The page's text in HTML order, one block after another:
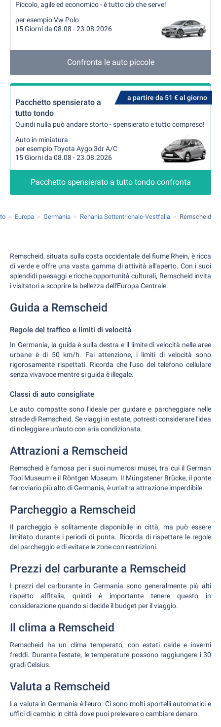
Piccolo, agile ed economico - è tutto ciò che serve!
per esempio Vw Polo
15 Giorni da 08.08 - 23.08.2026
Confronta le auto piccole
a partire da 51 € al giorno
Pacchetto spensierato a
tutto tondo
Quindi nulla può andare storto - spensierato e tutto compreso!
Auto in miniatura
per esempio Toyota Aygo 3dr A/C
15 Giorni da 08.08 - 23.08.2026
Pacchetto spensierato a tutto tondo confronta
Europa Germania Renania Settentrionale-Vestfalia Remscheid
Remscheid, situata sulla costa occidentale del fiume Rhein, è ricca
di verde e offre una vasta gamma di attività all'aperto. Con i suoi
splendidi paesaggi e ricche opportunità culturali, Remscheid invita
i visitatori a scoprire la bellezza dell'Europa Centrale.
Guida a Remscheid
Regole del traffico e limiti di velocità
In Germania, la guida è sulla destra e il limite di velocità nelle aree
urbane è di 50 km/h. Fai attenzione, i limiti di velocità sono
rigorosamente rispettati. Ricorda che l'uso del telefono cellulare
senza vivavoce mentre si guida è illegale.
Classi di auto consigliate
Le auto compatte sono l'ideale per guidare e parcheggiare nelle
strade di Remscheid. Se viaggi in estate, potresti considerare l'idea
di noleggiare un'auto con aria condizionata.
Attrazioni a Remscheid
Remscheid è famosa per i suoi numerosi musei, tra cui il German
Tool Museum e il Röntgen Museum. Il Müngstener Brücke, il ponte
ferroviario più alto di Germania, è un'altra attrazione imperdibile.
Parcheggio a Remscheid
Il parcheggio è solitamente disponibile in città, ma può essere
limitato durante i periodi di punta. Ricorda di rispettare le regole
del parcheggio e di evitare le zone con restrizioni.
Prezzi del carburante a Remscheid
I prezzi del carburante in Germania sono generalmente più alti
rispetto all'Italia, quindi è importante tenere questo in
considerazione quando si decide il budget per il viaggio.
Il clima a Remscheid
Remscheid ha un clima temperato, con estati calde e inverni
freddi. Durante l'estate, le temperature possono raggiungere i 30
gradi Celsius.
Valuta a Remscheid
La valuta in Germania è l'euro. Ci sono molti sportelli automatici e
uffici di cambio in città dove puoi prelevare o cambiare denaro.